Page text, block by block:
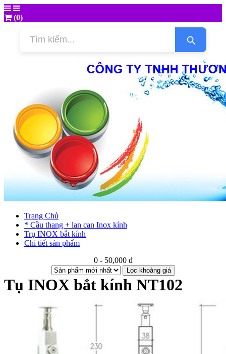
(0)
Trang Chủ
* Cầu thang + lan can Inox kính
Trụ INOX bắt kính
Chi tiết sản phẩm
0 - 50,000 đ
Lọc khoảng giá
Tụ INOX bắt kính NT102